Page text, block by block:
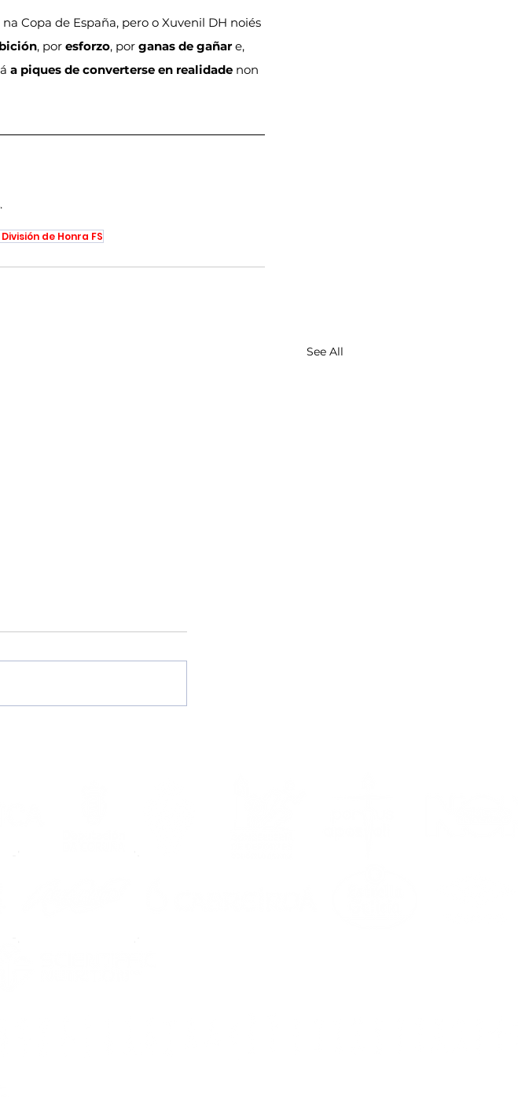
Copa de España, pero o Xuvenil DH noiés
, por esforzo, por ganas de gañar e,
a piques de converterse en realidade non
de Honra FS
See All